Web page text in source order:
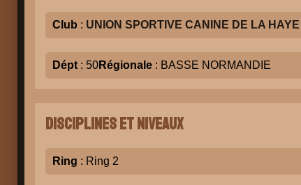
Club : UNION SPORTIVE CANINE DE LA
Dépt : 50Régionale : BASSE NORMANDIE
Disciplines et niveaux
Ring : Ring 2